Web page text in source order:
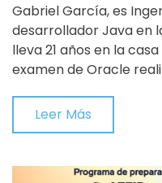
Gabriel García, es
desarrollador Java en
lleva 21 años en la
examen de Oracle
Leer Más